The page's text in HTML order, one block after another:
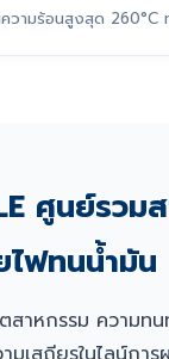
วามร้อนสูงสุด 260°C
ศูนย์รวม
ไฟทนน้ำมัน
สาหกรรม ความท